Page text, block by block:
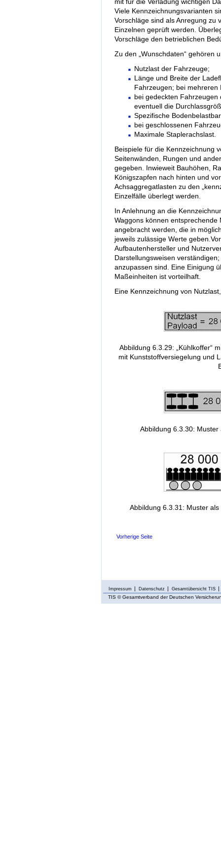
mit für die Verladung wichtigen
Viele Kennzeichnungsvarianten
Vorschläge sind als Anregung zu
Einzelnen geprüft werden.
Vorschläge den betrieblichen
Zu den „Wunschdaten“ gehören
Nutzlast der Fahrzeuge;
Länge und Breite der
Fahrzeugen; bei
bei gedeckten
eventuell die
Spezifische
bei geschlossenen
Maximale Staplerachslast.
Beispiele für die Kennzeichnung
Seitenwänden, Rungen und
gegeben. Inwieweit Bauhöhen,
Königszapfen nach hinten und
Achsaggregatlasten zu den
Einzelfälle überlegt werden.
In Anlehnung an die
Waggons können
angebracht werden, die in
jeweils zulässige Werte
Aufbautenhersteller und
Darstellungsweisen
anzupassen sind. Eine Einigung
Maßeinheiten ist vorteilhaft.
Eine Kennzeichnung von
Abbildung 6.3.29: „Kühlkoffer“
mit Kunststoffversiegelung und
Abbildung 6.3.30:
Abbildung 6.3.31: Muster
Vorherige Seite
Impressum Datenschutz Gesamtübersicht TIS
TIS © Gesamtverband der Deutschen